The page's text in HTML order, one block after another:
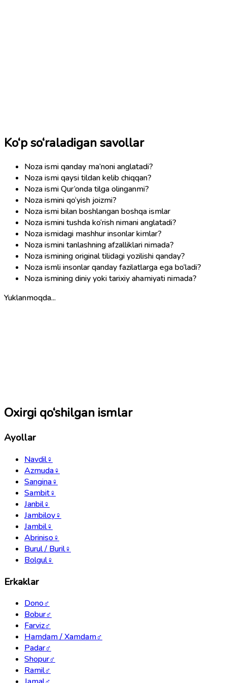
Ko‘p so‘raladigan savollar
Noza ismi qanday ma’noni anglatadi?
Noza ismi qaysi tildan kelib chiqqan?
Noza ismi Qur’onda tilga olinganmi?
Noza ismini qo‘yish joizmi?
Noza ismi bilan boshlangan boshqa ismlar
Noza ismini tushda ko‘rish nimani anglatadi?
Noza ismidagi mashhur insonlar kimlar?
Noza ismini tanlashning afzalliklari nimada?
Noza ismining original tilidagi yozilishi qanday?
Noza ismli insonlar qanday fazilatlarga ega bo‘ladi?
Noza ismining diniy yoki tarixiy ahamiyati nimada?
Yuklanmoqda...
Oxirgi qo‘shilgan ismlar
Ayollar
Navdil♀
Azmuda♀
Sangina♀
Sambit♀
Janbil♀
Jambiloy♀
Jambil♀
Abriniso♀
Burul / Buril♀
Bolgul♀
Erkaklar
Dono♂
Bobur♂
Farviz♂
Hamdam / Xamdam♂
Padar♂
Shopur♂
Ramil♂